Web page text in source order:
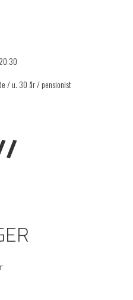
/ u. 30 år / pensionist